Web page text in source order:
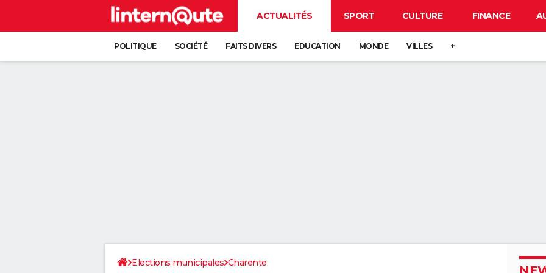
ACTUALITÉS SPORT CULTURE FINANCE
POLITIQUE SOCIÉTÉ FAITS DIVERS EDUCATION MONDE VILLES +
Elections municipales Charente